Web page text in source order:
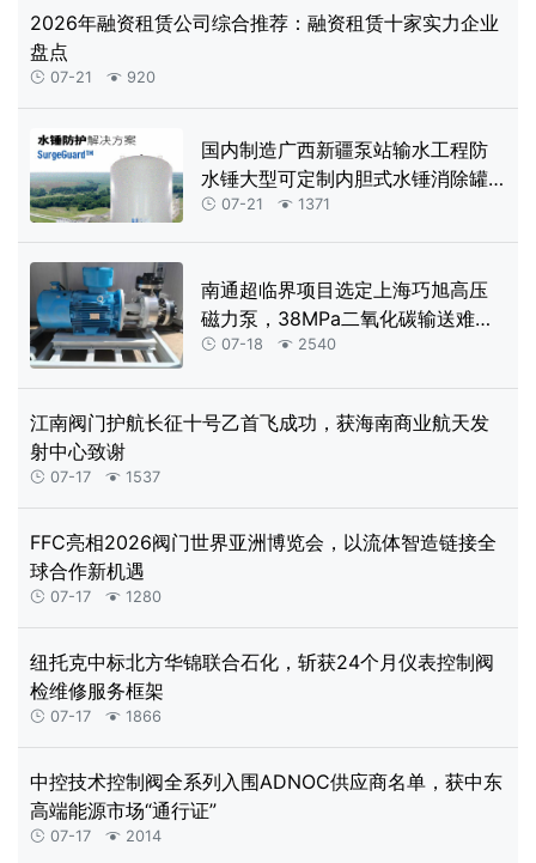
2026年融资租赁公司综合推荐：融资租赁十家实力企业
盘点
 07-21  920
国内制造广西新疆泵站输水工程防
水锤大型可定制内胆式水锤消除罐
及全自动控制系统
 07-21 1371
南通超临界项目选定上海巧旭高压
磁力泵，38MPa二氧化碳输送难题
获解
 07-18 2540
江南阀门护航长征十号乙首飞成功，获海南商业航天发
射中心致谢
 07-17  1537
FFC亮相2026阀门世界亚洲博览会，以流体智造链接全
球合作新机遇
 07-17  1280
纽托克中标北方华锦联合石化，斩获24个月仪表控制阀
检维修服务框架
 07-17  1866
中控技术控制阀全系列入围ADNOC供应商名单，获中东
高端能源市场“通行证”
 07-17  2014